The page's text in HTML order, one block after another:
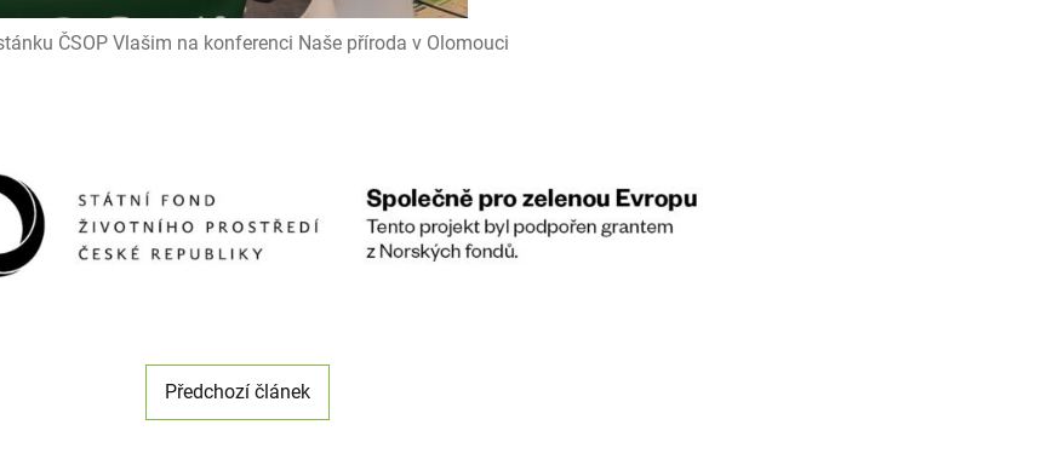
ČSOP Vlašim na konferenci Naše příroda v Olomouci
Předchozí článek